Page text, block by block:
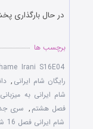
در حال بارگذاری
برچسب ها
Irani S16E04
رایگان شام ایرانی ,
شام ایرانی به
فصل هشتم , سری
شام ایرانی فصل 16 شب چهارم